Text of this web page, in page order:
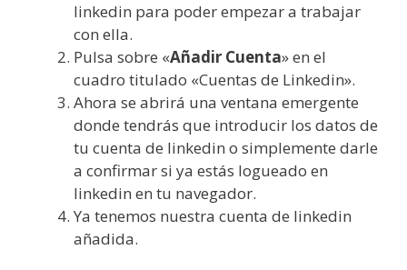
linkedin para poder empezar a trabajar
con ella.
Pulsa sobre «Añadir Cuenta» en el
cuadro titulado «Cuentas de Linkedin».
Ahora se abrirá una ventana emergente
donde tendrás que introducir los datos de
tu cuenta de linkedin o simplemente darle
a confirmar si ya estás logueado en
linkedin en tu navegador.
Ya tenemos nuestra cuenta de linkedin
añadida.